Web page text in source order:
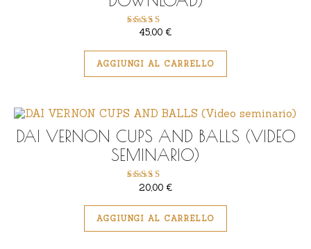
Valutato
45,00 €
AGGIUNGI AL CARRELLO
DAI VERNON CUPS AND BALLS (VIDEO
SEMINARIO)
Valutato
20,00 €
AGGIUNGI AL CARRELLO